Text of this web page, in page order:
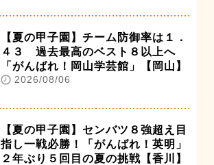
【夏の甲子園】チーム防御率は１．
４３ 過去最高のベスト８以上へ
「がんばれ！岡山学芸館」【岡山】
2026/08/06
【夏の甲子園】センバツ８強超え目
指し一戦必勝！「がんばれ！英明」
２年ぶり５回目の夏の挑戦【香川】